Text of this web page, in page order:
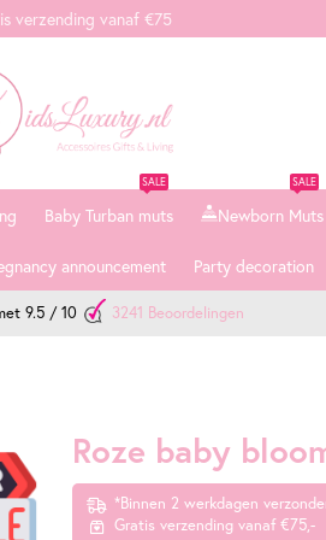
verzending vanaf €75
Baby Turban muts
SALE
Newborn Muts
SALE
announcement Party decoration
9.5/10 3241 Beoordelingen
Roze baby
*Binnen 2 werkdagen
Gratis verzending vanaf €75,-